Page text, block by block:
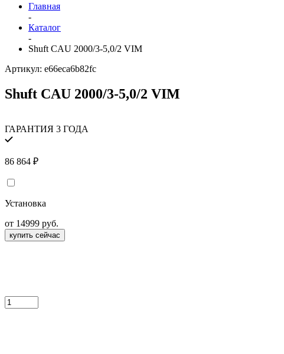
Главная
-
Каталог
-
Shuft CAU 2000/3-5,0/2 VIM
Артикул: e66eca6b82fc
Shuft CAU 2000/3-5,0/2 VIM
ГАРАНТИЯ 3 ГОДА
86 864 ₽
Установка
от 14999 руб.
купить сейчас